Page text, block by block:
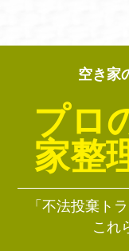
空き家
プロ
家整
「不法投棄ト
これ